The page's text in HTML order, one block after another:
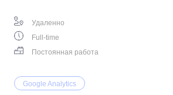
Удаленно
Full-time
Постоянная работа
Google Analytics